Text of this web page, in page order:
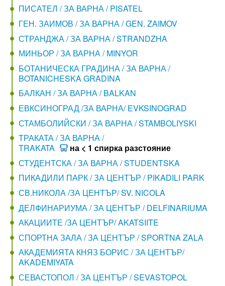
ПИСАТЕЛ / ЗА ВАРНА / PISATEL
ГЕН. ЗАИМОВ / ЗА ВАРНА / GEN. ZAIMOV
СТРАНДЖА / ЗА ВАРНА / STRANDZHA
МИНЬОР / ЗА ВАРНА / MINYOR
БОТАНИЧЕСКА ГРАДИНА / ЗА ВАРНА /
BOTANICHESKA GRADINA
БАЛКАН / ЗА ВАРНА / BALKAN
ЕВКСИНОГРАД /ЗА ВАРНА/ EVKSINOGRAD
СТАМБОЛИЙСКИ / ЗА ВАРНА / STAMBOLIYSKI
ТРАКАТА / ЗА ВАРНА /
TRAKATA
на < 1 спирка разстояние
СТУДЕНТСКА / ЗА ВАРНА / STUDENTSKA
ПИКАДИЛИ ПАРК / ЗА ЦЕНТЪР / PIKADILI PARK
СВ.НИКОЛА /ЗА ЦЕНТЪР/ SV. NICOLA
ДЕЛФИНАРИУМА / ЗА ЦЕНТЪР / DELFINARIUMA
АКАЦИИТЕ /ЗА ЦЕНТЪР/ AKATSIITE
СПОРТНА ЗАЛА / ЗА ЦЕНТЪР / SPORTNA ZALA
АКАДЕМИЯТА КНЯЗ БОРИС / ЗА ЦЕНТЪР/
AKADEMIYATA
СЕВАСТОПОЛ / ЗА ЦЕНТЪР / SEVASTOPOL